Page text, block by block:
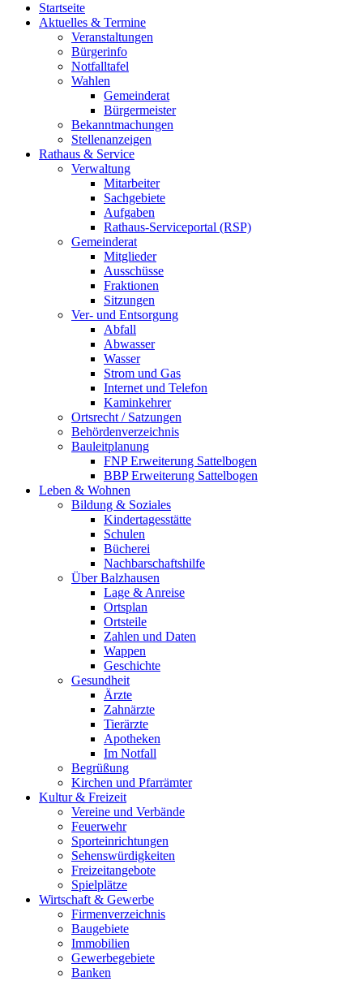
Startseite
Aktuelles & Termine
Veranstaltungen
Bürgerinfo
Notfalltafel
Wahlen
Gemeinderat
Bürgermeister
Bekanntmachungen
Stellenanzeigen
Rathaus & Service
Verwaltung
Mitarbeiter
Sachgebiete
Aufgaben
Rathaus-Serviceportal (RSP)
Gemeinderat
Mitglieder
Ausschüsse
Fraktionen
Sitzungen
Ver- und Entsorgung
Abfall
Abwasser
Wasser
Strom und Gas
Internet und Telefon
Kaminkehrer
Ortsrecht / Satzungen
Behördenverzeichnis
Bauleitplanung
FNP Erweiterung Sattelbogen
BBP Erweiterung Sattelbogen
Leben & Wohnen
Bildung & Soziales
Kindertagesstätte
Schulen
Bücherei
Nachbarschaftshilfe
Über Balzhausen
Lage & Anreise
Ortsplan
Ortsteile
Zahlen und Daten
Wappen
Geschichte
Gesundheit
Ärzte
Zahnärzte
Tierärzte
Apotheken
Im Notfall
Begrüßung
Kirchen und Pfarrämter
Kultur & Freizeit
Vereine und Verbände
Feuerwehr
Sporteinrichtungen
Sehenswürdigkeiten
Freizeitangebote
Spielplätze
Wirtschaft & Gewerbe
Firmenverzeichnis
Baugebiete
Immobilien
Gewerbegebiete
Banken